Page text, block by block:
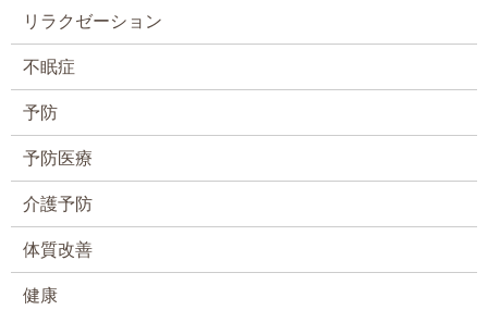
リラクゼーション
不眠症
予防
予防医療
介護予防
体質改善
健康